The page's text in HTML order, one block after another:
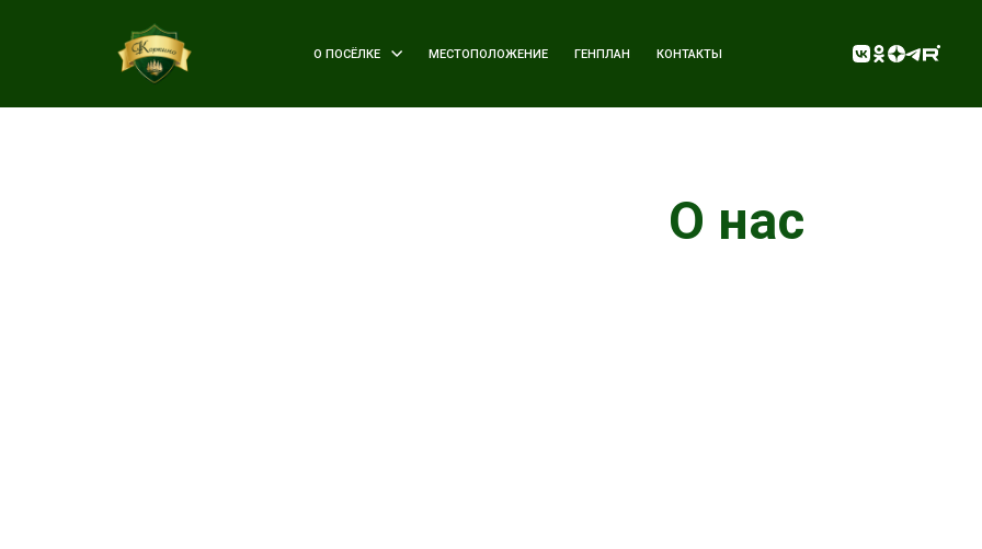
О ПОСЁЛКЕ МЕСТОПОЛОЖЕНИЕ ГЕНПЛАН КОНТАКТЫ
О нас